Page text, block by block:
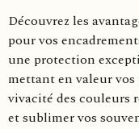
Découvrez les
pour vos
une protection
mettant en valeur
vivacité des couleurs
et sublimer vos